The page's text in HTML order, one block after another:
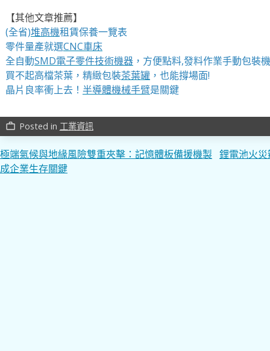
【其他文章推薦】
(全省)堆高機租賃保養一覽表
零件量產就選CNC車床
全自動SMD電子零件技術機器，方便點料,發料作業手動包裝機
買不起高檔茶葉，精緻包裝茶葉罐，也能撐場面!
晶片良率衝上去！ 半導體機械手臂是關鍵
work_outline Posted in 工業資訊
文
章
極端氣候與地緣風險雙重夾擊：記憶體板備援機製
成企業生存關鍵
鋰電池火